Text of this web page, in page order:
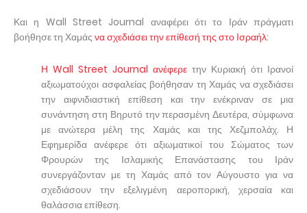
Και η Wall Street Journal αναφέρει ότι το Ιράν πράγματι
βοήθησε τη Χαμάςνα σχεδιάσει την επίθεσή της στο Ισραήλ:
Η Wall Street Journal ανέφερε την Κυριακή ότι Ιρανοί
αξιωματούχοι ασφαλείας βοήθησαν τη Χαμάς να σχεδιάσει
την αιφνιδιαστική επίθεση και την ενέκριναν σε μια
συνάντηση στη Βηρυτό την περασμένη Δευτέρα, σύμφωνα
με ανώτερα μέλη της Χαμάς και της Χεζμπολάχ. Η
Εφημερίδα ανέφερε ότι αξιωματικοί του Σώματος των
Φρουρών της Ισλαμικής Επανάστασης του Ιράν
συνεργάζονταν με τη Χαμάς από τον Αύγουστο για να
σχεδιάσουν την εξελιγμένη αεροπορική, χερσαία και
θαλάσσια επίθεση.